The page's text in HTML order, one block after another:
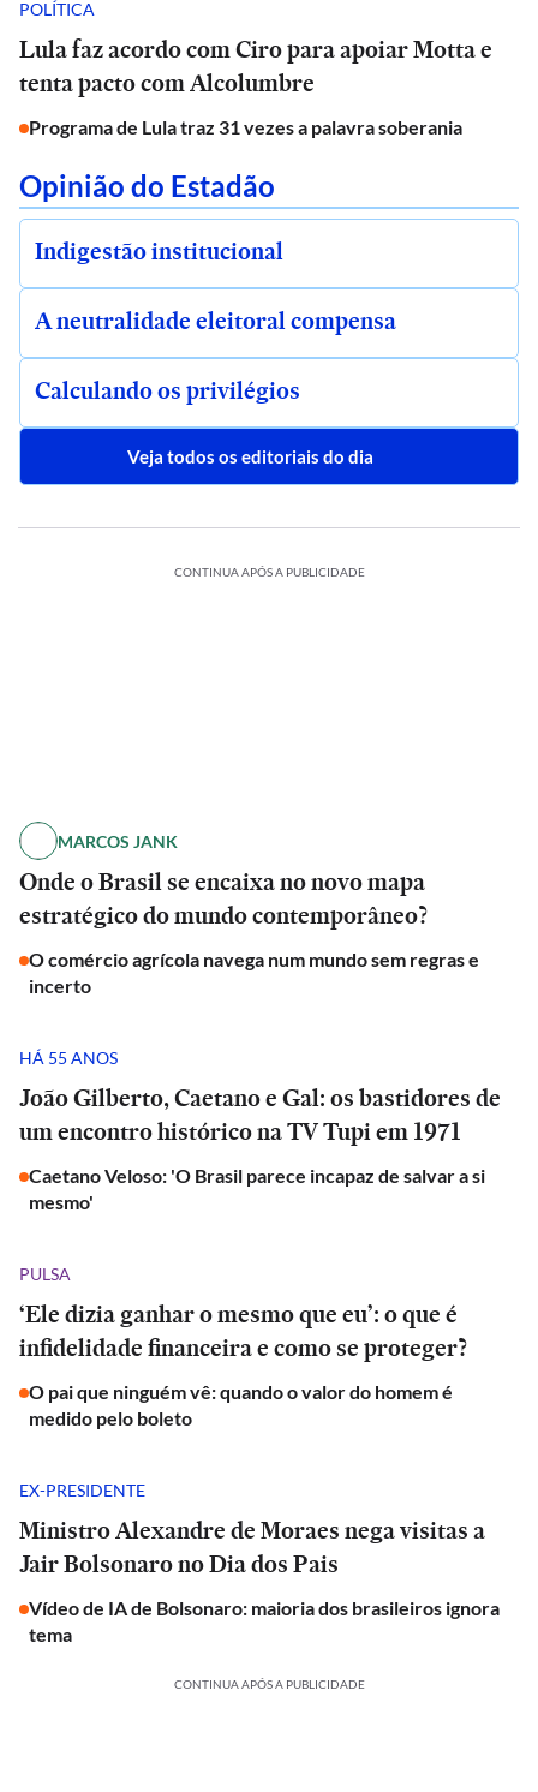
POLÍTICA
Lula faz acordo com Ciro para apoiar Motta e
tenta pacto com Alcolumbre
Programa de Lula traz 31 vezes a palavra soberania
Opinião do Estadão
Indigestão institucional
A neutralidade eleitoral compensa
Calculando os privilégios
Veja todos os editoriais do dia
CONTINUA APÓS A PUBLICIDADE
MARCOS JANK
Onde o Brasil se encaixa no novo mapa
estratégico do mundo contemporâneo?
O comércio agrícola navega num mundo sem regras e
incerto
HÁ 55 ANOS
João Gilberto, Caetano e Gal: os bastidores de
um encontro histórico na TV Tupi em 1971
Caetano Veloso: 'O Brasil parece incapaz de salvar a si
mesmo'
PULSA
‘Ele dizia ganhar o mesmo que eu’: o que é
infidelidade financeira e como se proteger?
O pai que ninguém vê: quando o valor do homem é
medido pelo boleto
EX-PRESIDENTE
Ministro Alexandre de Moraes nega visitas a
Jair Bolsonaro no Dia dos Pais
Vídeo de IA de Bolsonaro: maioria dos brasileiros ignora
tema
CONTINUA APÓS A PUBLICIDADE